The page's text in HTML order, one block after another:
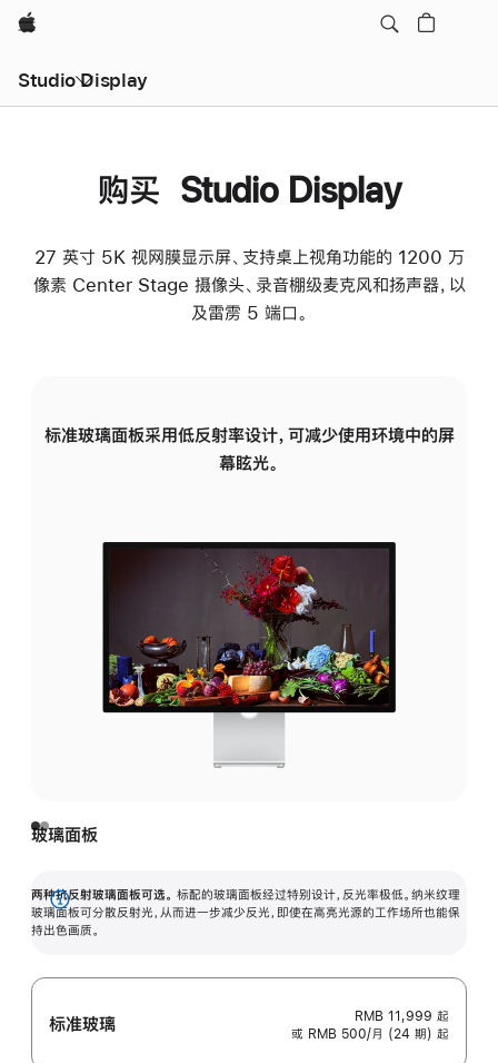
Apple
Studio Display
购买 Studio Display
27 英寸 5K 视网膜显示屏、支持桌上视角功能的 1200 万
像素 Center Stage 摄像头、录音棚级麦克风和扬声器，以
及雷雳 5 端口。
标准玻璃面板采用低反射率设计，可减少使用环境中的屏
幕眩光。
玻璃面板
两种抗反射玻璃面板可选。 标配的玻璃面板经过特别设计，反光率极低。纳米纹理
玻璃面板可分散反射光，从而进一步减少反光，即使在高亮光源的工作场所也能保
持出色画质。
展
开
标准玻璃 RMB 11,999 起
或 RMB 500/月 (24 期) 起